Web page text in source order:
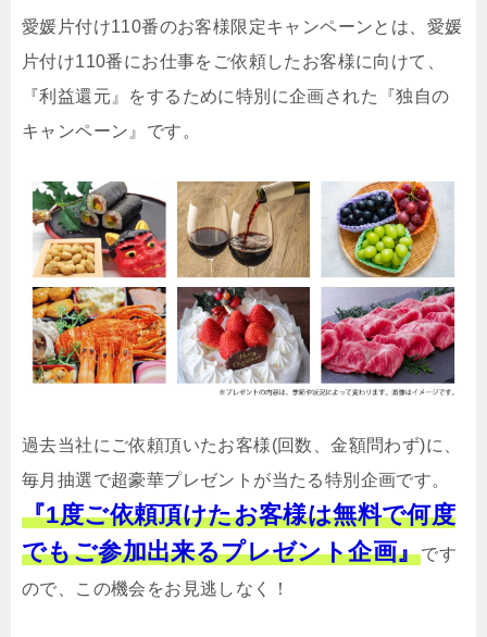
愛媛片付け110番のお客様限定キャンペーンとは、愛媛
片付け110番にお仕事をご依頼したお客様に向けて、
『利益還元』をするために特別に企画された『独自の
キャンペーン』です。
過去当社にご依頼頂いたお客様(回数、金額問わず)に、
毎月抽選で超豪華プレゼントが当たる特別企画です。
『1度ご依頼頂けたお客様は無料で何度
でもご参加出来るプレゼント企画』です
ので、この機会をお見逃しなく！